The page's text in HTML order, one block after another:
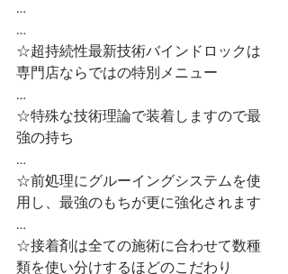
…
…
☆超持続性最新技術バインドロックは
専門店ならではの特別メニュー
…
☆特殊な技術理論で装着しますので最
強の持ち
…
☆前処理にグルーイングシステムを使
用し、最強のもちが更に強化されます
…
☆接着剤は全ての施術に合わせて数種
類を使い分けするほどのこだわり